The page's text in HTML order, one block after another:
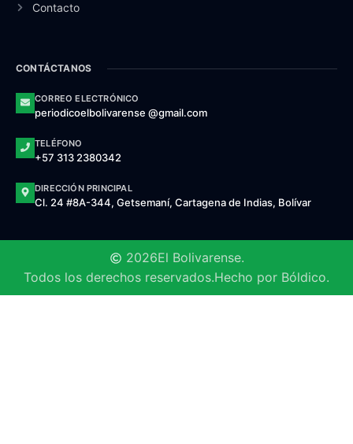
Contacto
CONTÁCTANOS
CORREO ELECTRÓNICO
periodicoelbolivarense @gmail.com
TELÉFONO
+57 313 2380342
DIRECCIÓN PRINCIPAL
Cl. 24 #8A-344, Getsemaní, Cartagena de Indias, Bolívar
2026El Bolivarense.
Todos los derechos reservados.Hecho por Bóldico.